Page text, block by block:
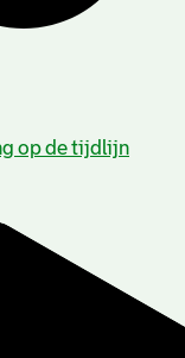
op de tijdlijn